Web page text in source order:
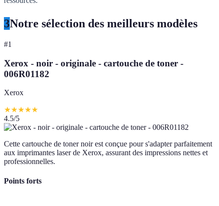
3Notre sélection des meilleurs modèles
#1
Xerox - noir - originale - cartouche de toner -
006R01182
Xerox
★★★★★
4.5/5
Cette cartouche de toner noir est conçue pour s'adapter parfaitement
aux imprimantes laser de Xerox, assurant des impressions nettes et
professionnelles.
Points forts